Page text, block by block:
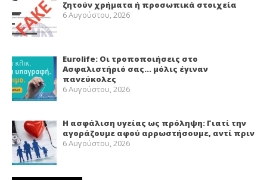
ζητούν χρήματα ή προσωπικά στοιχεία
6 Αυγούστου, 2026
Eurolife: Οι τροποποιήσεις στο
Ασφαλιστήριό σας… μόλις έγιναν
πανεύκολες
6 Αυγούστου, 2026
Η ασφάλιση υγείας ως πρόληψη: Γιατί την
αγοράζουμε αφού αρρωστήσουμε, αντί πριν
6 Αυγούστου, 2026